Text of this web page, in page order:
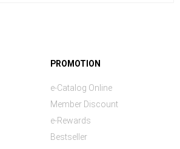
PROMOTION
e-Catalog Online
Member Discount
e-Rewards
Bestseller